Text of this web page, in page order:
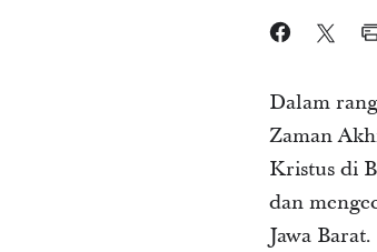
Dalam
Zaman
Kristus di
dan
Jawa Barat.